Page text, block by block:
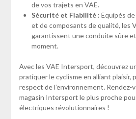
de vos trajets en VAE.
Sécurité et Fiabilité : Équipés
et de composants de qualité, les
garantissent une conduite sûre
moment.
Avec les VAE Intersport, découvrez
pratiquer le cyclisme en alliant plaisir,
respect de l’environnement. Rendez-
magasin Intersport le plus proche
électriques révolutionnaires !